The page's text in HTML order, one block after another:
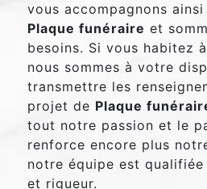
vous accompagnons
Plaque funéraire et
besoins. Si vous habitez à
nous sommes à votre
transmettre les
projet de Plaque
tout notre passion et le
renforce encore plus
notre équipe est
et rigueur.